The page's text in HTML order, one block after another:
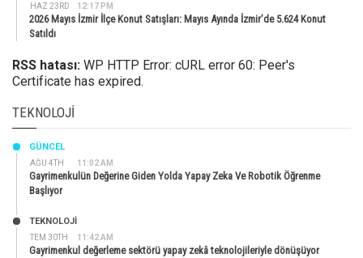
HAZ 23RD 12:17 PM
2026 Mayıs İzmir İlçe Konut Satışları: Mayıs Ayında İzmir’de 5.624 Konut
Satıldı
RSS hatası: WP HTTP Error: cURL error 60: Peer's
Certificate has expired.
TEKNOLOJI
AĞU 4TH 11:02 AM
GÜNCEL
Gayrimenkulün Değerine Giden Yolda Yapay Zeka Ve Robotik Öğrenme
Başlıyor
TEM 30TH 11:42 AM
TEKNOLOJİ
Gayrimenkul değerleme sektörü yapay zekâ teknolojileriyle dönüşüyor